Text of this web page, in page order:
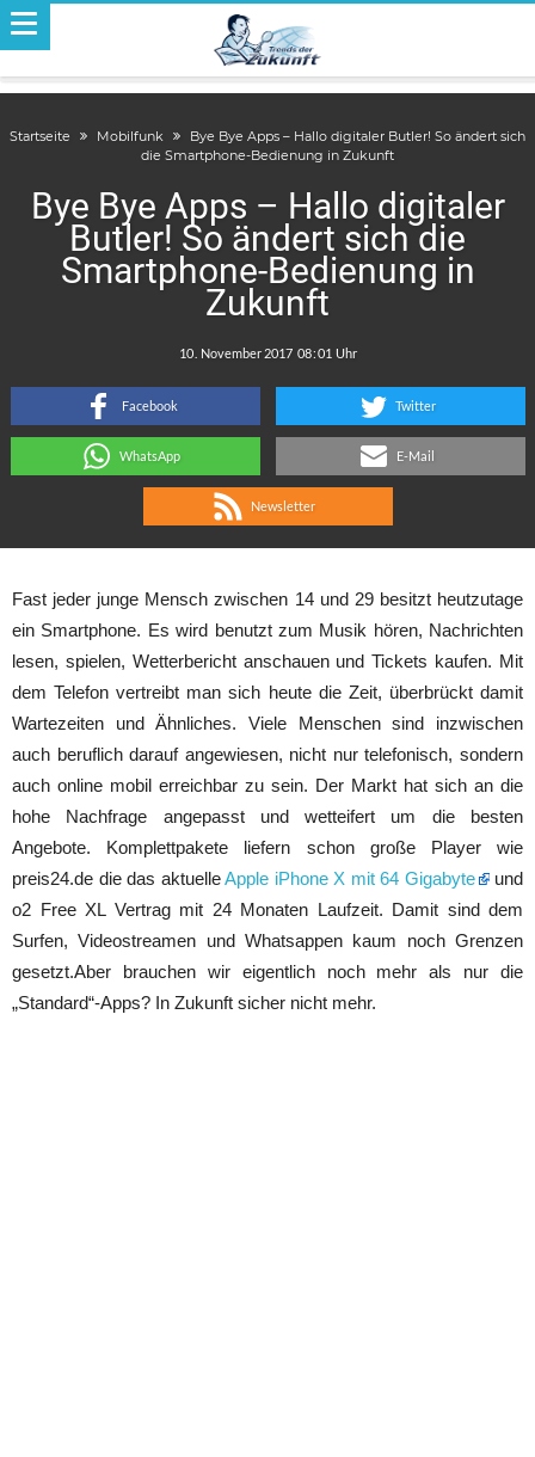
Startseite Mobilfunk
Bye Bye Apps – Hallo digitaler Butler! So ändert sich
die Smartphone-Bedienung in Zukunft
Bye Bye Apps – Hallo digitaler
Butler! So ändert sich die
Smartphone-Bedienung in
Zukunft
:
Facebook Twitter
WhatsApp E-Mail
Newsletter
Fast jeder junge Mensch zwischen 14 und 29 besitzt heutzutage
ein Smartphone. Es wird benutzt zum Musik hören, Nachrichten
lesen, spielen, Wetterbericht anschauen und Tickets kaufen. Mit
dem Telefon vertreibt man sich heute die Zeit, überbrückt damit
Wartezeiten und Ähnliches. Viele Menschen sind inzwischen
auch beruflich darauf angewiesen, nicht nur telefonisch, sondern
auch online mobil erreichbar zu sein. Der Markt hat sich an die
hohe Nachfrage angepasst und wetteifert um die besten
Angebote. Komplettpakete liefern schon große Player wie
preis24.de die das aktuelleApple iPhone X mit 64 Gigabyte
und
o2 Free XL Vertrag mit 24 Monaten Laufzeit. Damit sind dem
Surfen, Videostreamen und Whatsappen kaum noch Grenzen
gesetzt.Aber brauchen wir eigentlich noch mehr als nur die
„Standard“-Apps? In Zukunft sicher nicht mehr.